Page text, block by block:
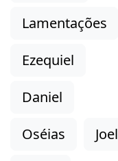
Lamentações
Ezequiel
Daniel
Oséias
Joel